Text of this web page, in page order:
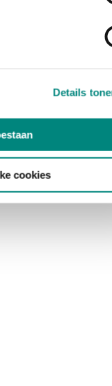
Details
cookies